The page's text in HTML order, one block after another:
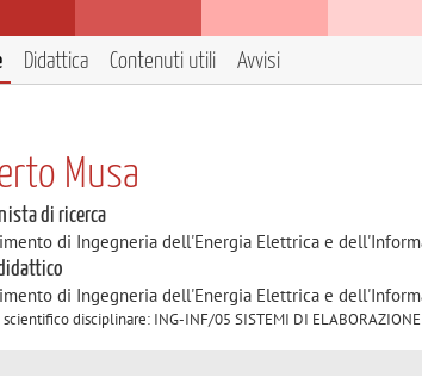
Didattica Contenuti utili Avvisi
Musa
di ricerca
di Ingegneria dell'Energia Elettrica e
di Ingegneria dell'Energia Elettrica e
disciplinare: ING-INF/05 SISTEMI DI